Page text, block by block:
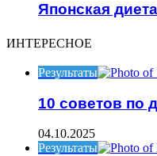
Японская
ИНТЕРЕСНОЕ
Результаты
10 советов по
04.10.2025
Результаты